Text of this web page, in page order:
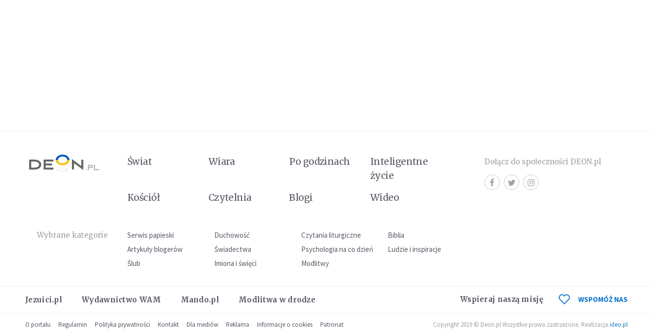
Świat Wiara Po godzinach
Inteligentne
życie
Kościół
Czytelnia Blogi Wideo
Wybrane kategorie Serwis papieski Duchowość Czytania liturgiczne
Biblia
Artykuły blogerów
Świadectwa Psychologia na co dzień
Ludzie i inspiracje
Ślub
Imiona i święci Modlitwy
Dołącz do społeczności DEON.pl
Jezuici.pl Wydawnictwo WAM Mando.pl Modlitwa w drodze Wspieraj naszą misję WSPOMÓŻ NAS
O portalu Regulamin Polityka prywatności Kontakt Dla mediów Reklama Informacje o cookies Patronat Copyright 2019 © Deon.pl Wszystkie prawa zastrzeżone. Realizacja ideo.pl